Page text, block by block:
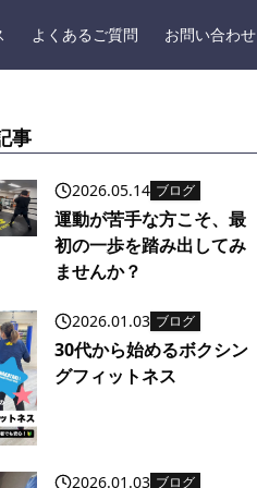
よくあるご質問 お問い合わせ
事
2026.05.14 ブログ
運動が苦手な方こそ、最
初の一歩を踏み出してみ
ませんか？
2026.01.03 ブログ
30代から始めるボクシン
グフィットネス
2026.01.03 ブログ